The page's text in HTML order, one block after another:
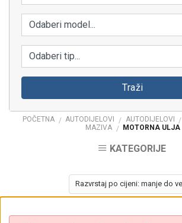
Odaberi model...
Odaberi tip...
Traži
POČETNA / AUTODIJELOVI / AUTODIJELOVI /
MAZIVA / MOTORNA ULJA
KATEGORIJE